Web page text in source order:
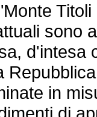
Titoli
sono
d'intesa
in